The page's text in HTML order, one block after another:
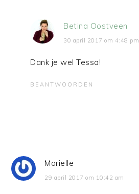
Betina Oostveen
30 april 2017 om 4:48 pm
Dank je wel Tessa!
BEANTWOORDEN
Marielle
29 april 2017 om 10:42 am